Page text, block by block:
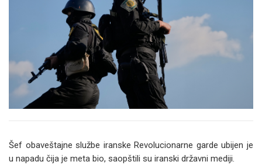
Šef obaveštajne službe iranske Revolucionarne garde ubijen je
u napadu čija je meta bio, saopštili su iranski državni mediji.